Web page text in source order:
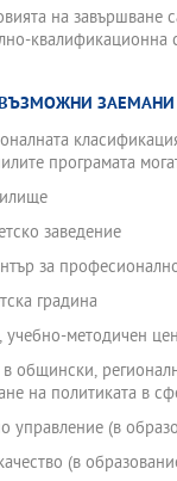
на завършване
квалификационна
програмата
заведение
за
градина
учебно-методичен
общински,
на политиката в
управление (в
(в